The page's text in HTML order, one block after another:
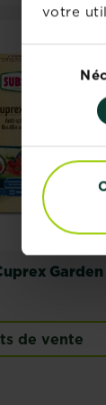
votre
Sélection
du
Garden
de vente